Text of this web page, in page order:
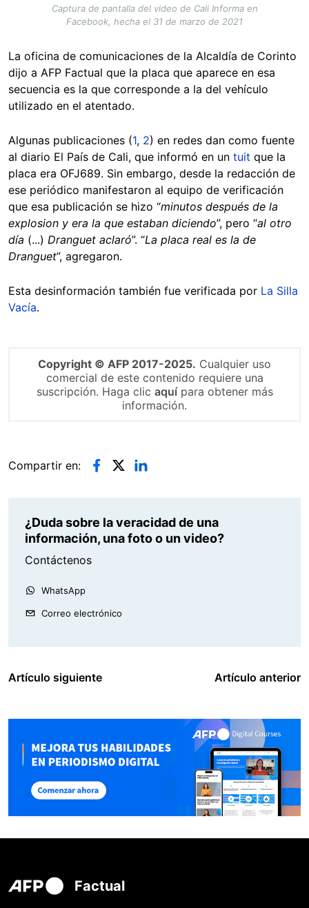
Captura de pantalla del video de Cali Informa en
Facebook, hecha el 31 de marzo de 2021
La oficina de comunicaciones de la Alcaldía de Corinto
dijo a AFP Factual que la placa que aparece en esa
secuencia es la que corresponde a la del vehículo
utilizado en el atentado.
Algunas publicaciones (1, 2) en redes dan como fuente
al diario El País de Cali, que informó en un tuit que la
placa era OFJ689. Sin embargo, desde la redacción de
ese periódico manifestaron al equipo de verificación
que esa publicación se hizo “minutos después de la
explosion y era la que estaban diciendo”, pero “al otro
día (...) Dranguet aclaró”. “La placa real es la de
Dranguet”, agregaron.
Esta desinformación también fue verificada por La Silla
Vacía.
Copyright © AFP 2017-2025. Cualquier uso
comercial de este contenido requiere una
suscripción. Haga clic aquípara obtener más
información.
Compartir en:
¿Duda sobre la veracidad de una
información, una foto o un video?
Contáctenos
WhatsApp
Correo electrónico
Artículo siguiente Artículo anterior
Factual